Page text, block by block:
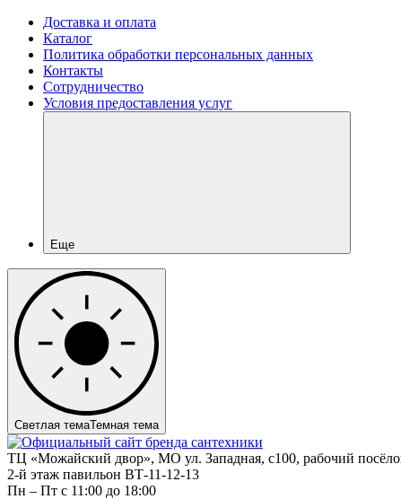
Доставка и оплата
Каталог
Политика обработки персональных данных
Контакты
Сотрудничество
Условия предоставления услуг
Еще
Светлая темаТемная тема
ТЦ «Можайский двор», МО ул. Западная, с100, рабочий
2-й этаж павильон ВТ-11-12-13
Пн – Пт c 11:00 до 18:00